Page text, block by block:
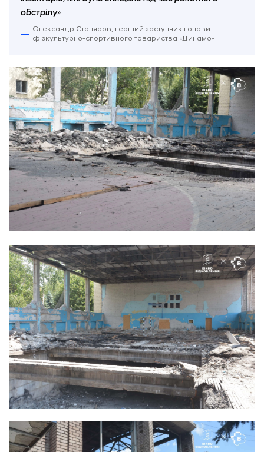
обстрілу»
Олександр Столяров, перший заступник голови
фізкультурно-спортивного товариства «Динамо»